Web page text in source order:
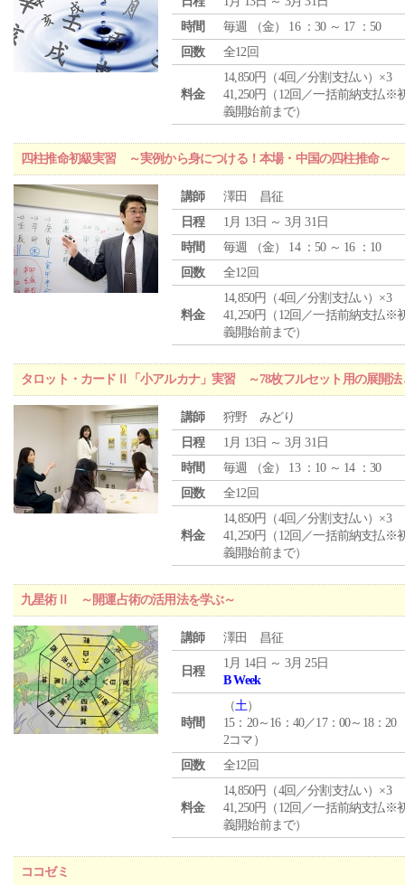
時間
毎週 （金） 16 ：30 ～ 17 ：50
回数
全12回
料金
14,850円（4回／分割支払い）×3
41,250円（12回／一括前納支払※
義開始前まで）
四柱推命初級実習 ～実例から身につける！本場・中国の四柱推命～
講師
澤田 昌征
日程
1月 13日 ～ 3月 31日
時間
毎週 （金） 14 ：50 ～ 16 ：10
回数
全12回
料金
14,850円（4回／分割支払い）×3
41,250円（12回／一括前納支払※
義開始前まで）
タロット・カードⅡ「小アルカナ」実習 ～78枚フルセット用の展開法
講師
狩野 みどり
日程
1月 13日 ～ 3月 31日
時間
毎週 （金） 13 ：10 ～ 14 ：30
回数
全12回
料金
14,850円（4回／分割支払い）×3
41,250円（12回／一括前納支払※
義開始前まで）
九星術Ⅱ ～開運占術の活用法を学ぶ～
講師 澤田 昌征
日程
1月 14日 ～ 3月 25日
B Week
時間
（土）
15：20～16：40／17：00～18：20
2コマ）
回数
全12回
料金
14,850円（4回／分割支払い）×3
41,250円（12回／一括前納支払※
義開始前まで）
ココゼミ